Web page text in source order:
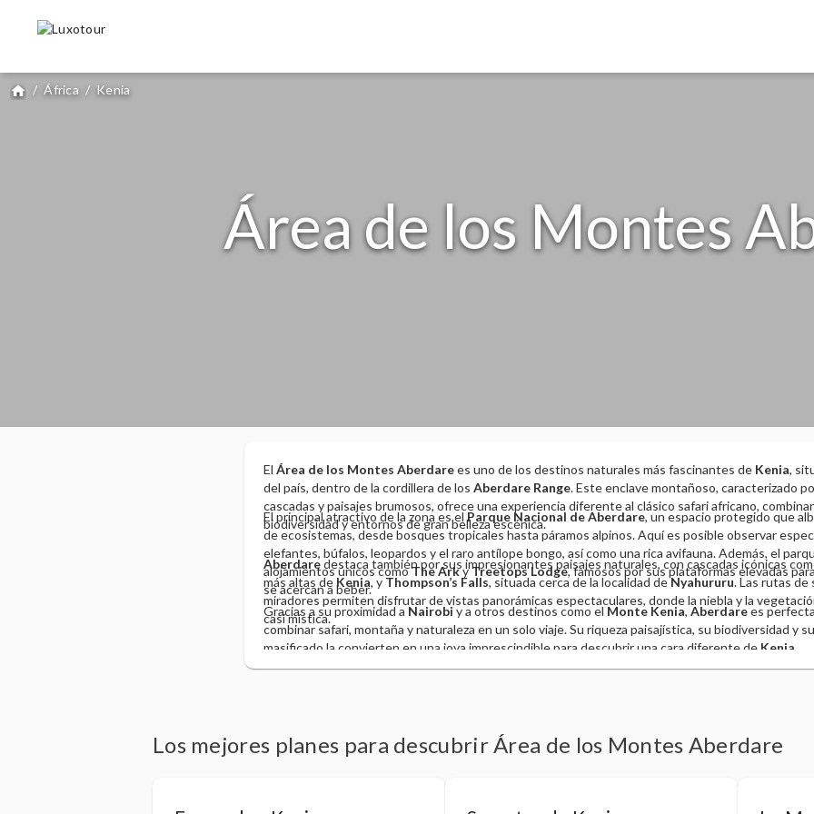
home / África / Kenia
Área de los Montes
El Área de los Montes Aberdarees uno de los destinos naturales más fascinantes de Kenia,
del país, dentro de la cordillera de los Aberdare Range. Este enclave montañoso, caracterizado
cascadas y paisajes brumosos, ofrece una experiencia diferente al clásico safari africano,
biodiversidad y entornos de gran belleza escénica.
El principal atractivo de la zona es elParque Nacional de Aberdare, un espacio protegido que
de ecosistemas, desde bosques tropicales hasta páramos alpinos. Aquí es posible observar
elefantes, búfalos, leopardos y el raro antílope bongo, así como una rica avifauna. Además, el
alojamientos únicos comoThe ArkyTreetops Lodge, famosos por sus plataformas elevadas
se acercan a beber.
Aberdaredestaca también por sus impresionantes paisajes naturales, con cascadas icónicas
más altas deKenia, y Thompson’s Falls, situada cerca de la localidad deNyahururu. Las rutas de
miradores permiten disfrutar de vistas panorámicas espectaculares, donde la niebla y la
casi mística.
Gracias a su proximidad a Nairobi y a otros destinos como el Monte Kenia, Aberdarees
combinar safari, montaña y naturaleza en un solo viaje. Su riqueza paisajística, su biodiversidad y
masificado la convierten en una joya imprescindible para descubrir una cara diferente de Kenia
Los mejores planes para descubrir Área de los Montes Aberdare